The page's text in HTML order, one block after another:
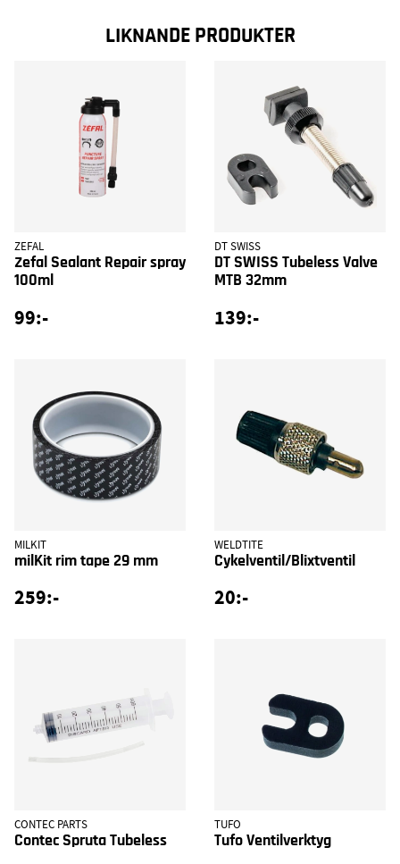
LIKNANDE PRODUKTER
ZEFAL
Zefal Sealant Repair spray
100ml
99:-
DT SWISS
DT SWISS Tubeless Valve
MTB 32mm
139:-
MILKIT
milKit rim tape 29 mm
259:-
WELDTITE
Cykelventil/Blixtventil
20:-
CONTEC PARTS
Contec Spruta Tubeless
TUFO
Tufo Ventilverktyg